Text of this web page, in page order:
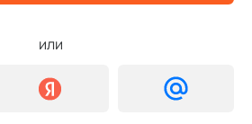
или